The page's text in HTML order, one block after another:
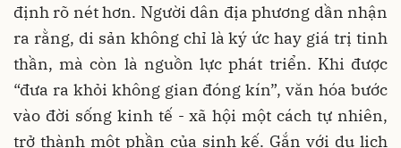
định rõ nét hơn. Người dân địa phương dần nhận
ra rằng, di sản không chỉ là ký ức hay giá trị tinh
thần, mà còn là nguồn lực phát triển. Khi được
“đưa ra khỏi không gian đóng kín”, văn hóa bước
vào đời sống kinh tế - xã hội một cách tự nhiên,
trở thành một phần của sinh kế. Gắn với du lịch